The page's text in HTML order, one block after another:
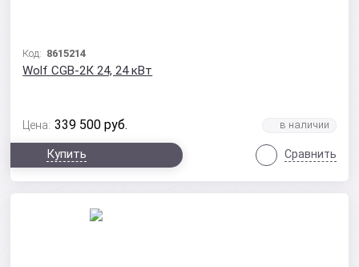
Код: 8615214
Wolf CGB-2К 24, 24 кВт
Цена: 339 500 руб.
Купить Сравнить